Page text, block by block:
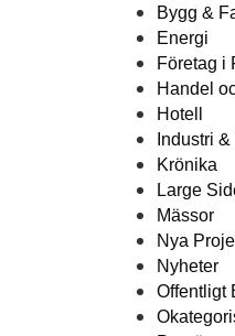
Bygg &
Energi
Företag i
Handel
Hotell
Industri
Krönika
Large
Mässor
Nya
Nyheter
Offentligt